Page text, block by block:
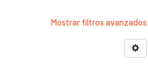
Mostrar filtros avanzados